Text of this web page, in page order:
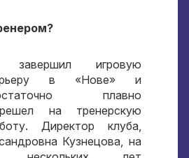
?
игровую
в «Нове» и
плавно
на тренерскую
. Директор клуба,
Кузнецова,на